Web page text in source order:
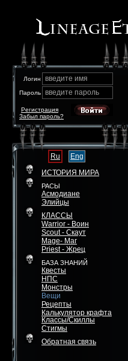
Логин введите имя
Пароль введите пароль
Забыл пароль?
Регистрация
Ru
Eng
ИСТОРИЯ МИРА
РАСЫ
Асмодиане
Элийцы
КЛАССЫ
Warrior - Воин
Scout - Скаут
Mage- Маг
Priest - Жрец
БАЗА ЗНАНИЙ
Квесты
НПС
Монстры
Вещи
Рецепты
Калькулятор крафта
Классы/Скиллы
Стигмы
Обратная связь